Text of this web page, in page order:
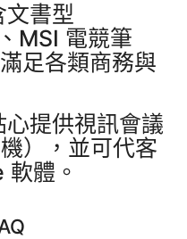
書型
MSI 電競筆
足各類商務與
提供視訊會議
），並可代客
體。